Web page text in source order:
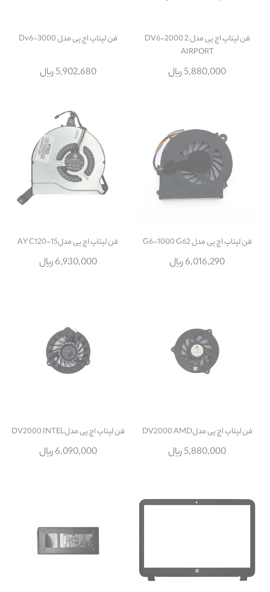
فن لپتاپ اچ پی مدل DV6-2000 2
AIRPORT
5,880,000 ریال
فن لپتاپ اچ پی مدل Dv6-3000
5,902,680 ریال
فن لپتاپ اچ پی مدل G6-1000 G62
6,016,290 ریال
فن لپتاپ اچ پی مدل15-AY C120
6,930,000 ریال
فن لپتاپ اچ پی مدلDV2000 AMD
5,880,000 ریال
فن لپتاپ اچ پی مدلDV2000 INTEL
6,090,000 ریال